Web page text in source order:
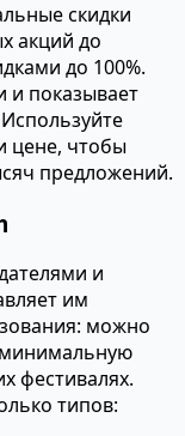
скидки
акций до
до 100%.
и показывает
цене, чтобы
предложений.
и
им
можно
минимальную
фестивалях.
типов: